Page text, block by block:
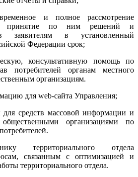
и полное рассмотрение
принятие по ним решений и
заявителям в установленный
Федерации срок;
консультативную помощь по
потребителей органам местного
организациям.
для web-сайта Управления;
для средств массовой информации и
общественными организациями по
территориального отдела
связанным с оптимизацией и
территориального отдела.